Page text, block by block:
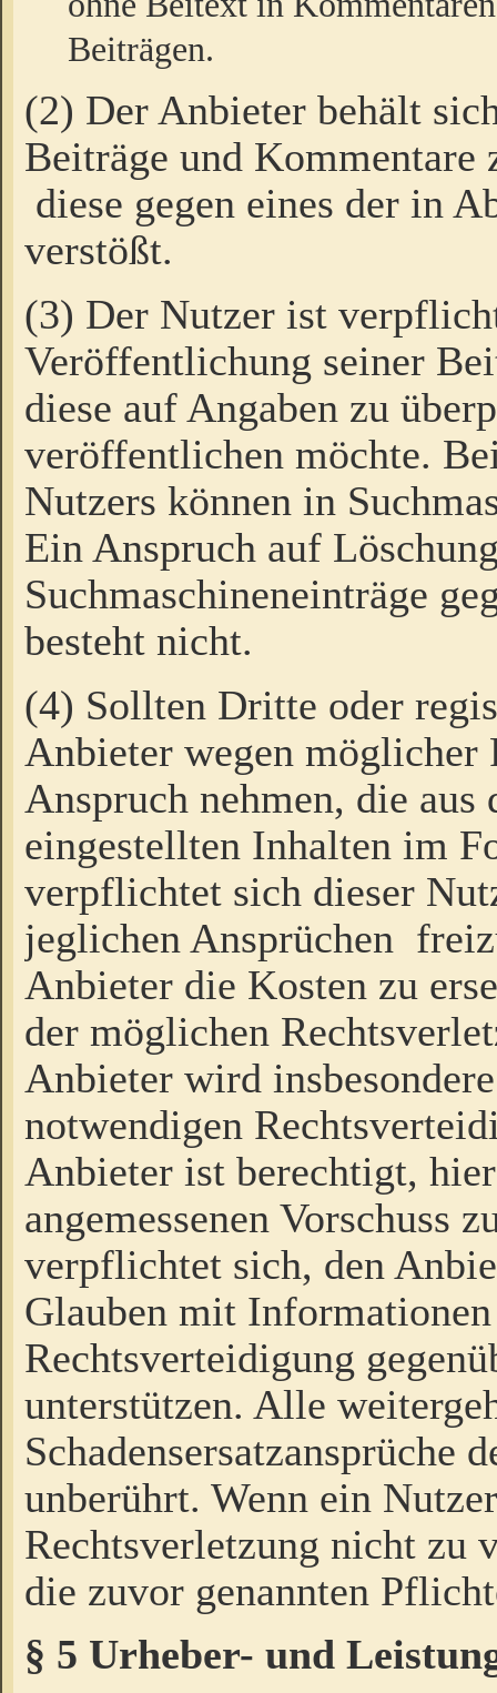
Beiträgen.
(2) Der Anbieter behält
Beiträge und Kommentare
diese gegen eines der in
verstößt.
(3) Der Nutzer ist
Veröffentlichung seiner
diese auf Angaben zu
veröffentlichen möchte.
Nutzers können in
Ein Anspruch auf
Suchmaschineneinträge
besteht nicht.
(4) Sollten Dritte oder
Anbieter wegen möglicher
Anspruch nehmen, die
eingestellten Inhalten im
verpflichtet sich dieser
jeglichen Ansprüchen
Anbieter die Kosten zu
der möglichen
Anbieter wird
notwendigen
Anbieter ist berechtigt,
angemessenen Vorschuss
verpflichtet sich, den
Glauben mit
Rechtsverteidigung
unterstützen. Alle
Schadensersatzansprüche
unberührt. Wenn ein
Rechtsverletzung nicht zu
die zuvor genannten
§ 5 Urheber- und